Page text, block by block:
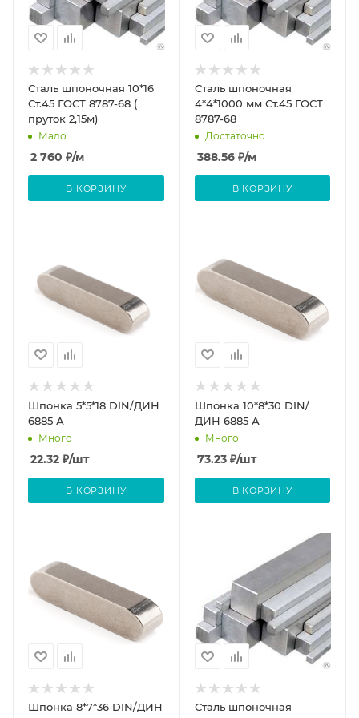
Сталь шпоночная 10*16
Ст.45 ГОСТ 8787-68 (
пруток 2,15м)
Мало
2 760 ₽/м
В КОРЗИНУ
Сталь шпоночная
4*4*1000 мм Ст.45 ГОСТ
8787-68
Достаточно
388.56₽/м
В КОРЗИНУ
Шпонка 5*5*18 DIN/ДИН
6885 А
Много
22.32 ₽/шт
В КОРЗИНУ
Шпонка 10*8*30 DIN/
ДИН 6885 А
Много
73.23₽/шт
В КОРЗИНУ
Шпонка 8*7*36 DIN/ДИН
Сталь шпоночная